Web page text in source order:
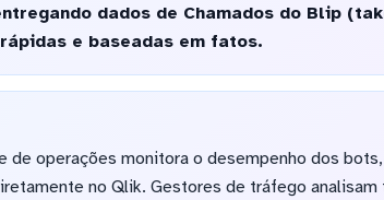
dados de Chamados do Blip
e baseadas em fatos.
de operações monitora o desempenho dos
no Qlik. Gestores de tráfego